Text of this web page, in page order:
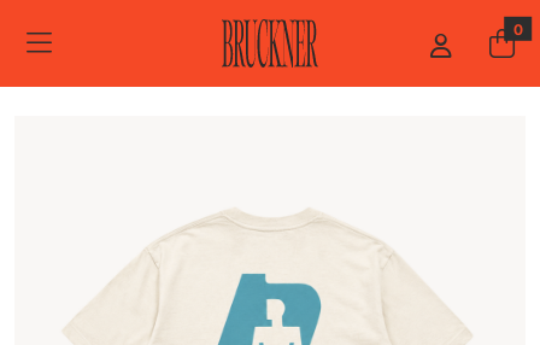
ZUM HAUPTINHALT SPRINGEN 0
STARTSEITE
MERCHANDISE
WORST CASE BAND RECORDS